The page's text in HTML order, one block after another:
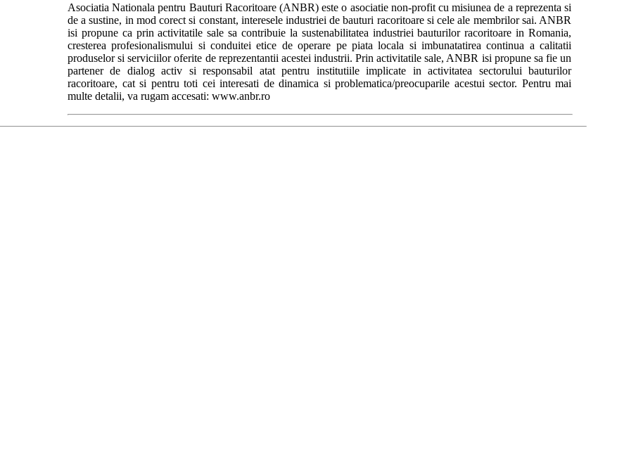
Asociatia Nationala pentru Bauturi Racoritoare (ANBR) este o asociatie non-profit cu misiunea de a reprezenta si
de a sustine, in mod corect si constant, interesele industriei de bauturi racoritoare si cele ale membrilor sai. ANBR
isi propune ca prin activitatile sale sa contribuie la sustenabilitatea industriei bauturilor racoritoare in Romania,
cresterea profesionalismului si conduitei etice de operare pe piata locala si imbunatatirea continua a calitatii
produselor si serviciilor oferite de reprezentantii acestei industrii. Prin activitatile sale, ANBR isi propune sa fie un
partener de dialog activ si responsabil atat pentru institutiile implicate in activitatea sectorului bauturilor
racoritoare, cat si pentru toti cei interesati de dinamica si problematica/preocuparile acestui sector. Pentru mai
multe detalii, va rugam accesati: www.anbr.ro